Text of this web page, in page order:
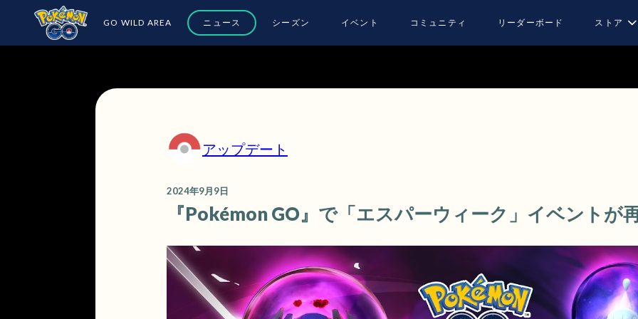
GO WILD AREA ニュース シーズン イベント コミュニティ リーダーボード ストア
アップデート
2024年9月9日
『Pokémon GO』で「エスパーウィーク」イベントが